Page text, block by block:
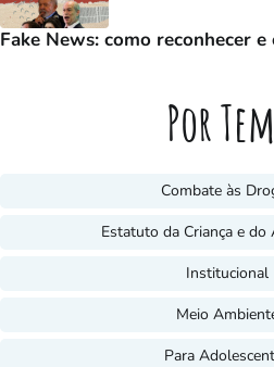
Fake News: como reconhecer e
Por
Combate às
Estatuto da Criança e do
Institucional
Meio
Para